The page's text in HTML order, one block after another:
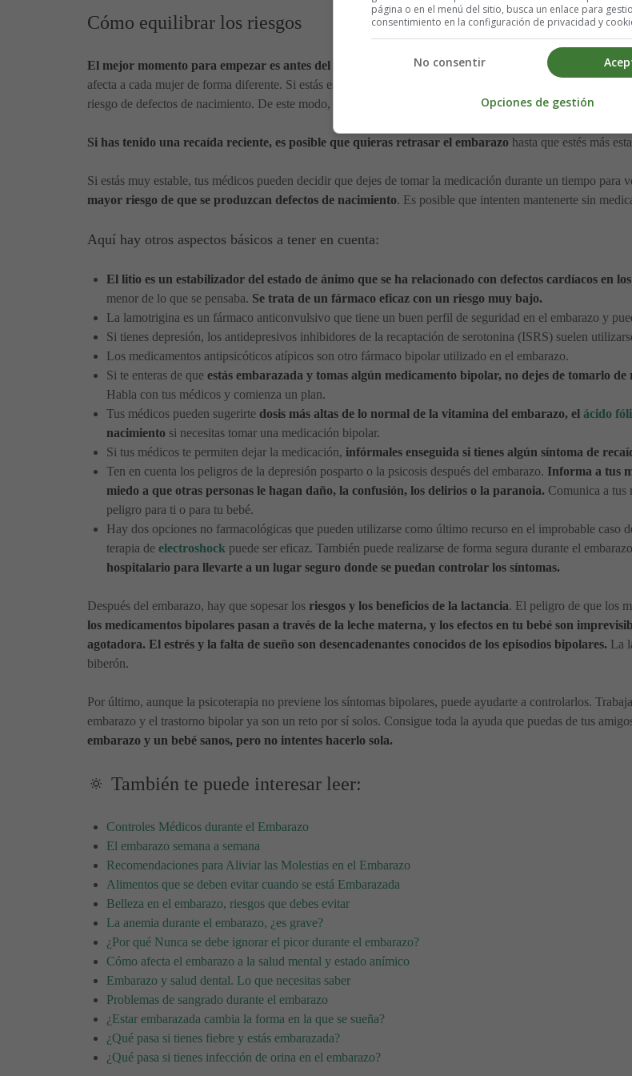
Cómo equilibrar los riesgos
El mejor momento para empezar es antes del embarazo
. Elabora un plan con tu psiquiatra y tu
afecta a cada mujer de forma diferente. Si estás estable pero necesitas tomar medicamentos, tus médicos
riesgo de defectos de nacimiento. De este modo, no tendrás que dejar la medicación de repente cuando te
Si has tenido una recaída reciente, es posible que quieras retrasar el embarazo hasta que estés más
Si estás muy estable, tus médicos pueden decidir que dejes de tomar la medicación durante un tiempo para
mayor riesgo de que se produzcan defectos de nacimiento. Es posible que intenten mantenerte sin
Aquí hay otros aspectos básicos a tener en cuenta:
El litio es un estabilizador del estado de ánimo que se ha relacionado con defectos cardíacos en
menor de lo que se pensaba. Se trata de un fármaco eficaz con un riesgo muy bajo.
La lamotrigina es un fármaco anticonvulsivo que tiene un buen perfil de seguridad en el embarazo y
Si tienes depresión, los antidepresivos inhibidores de la recaptación de serotonina (ISRS) suelen
Los medicamentos antipsicóticos atípicos son otro fármaco bipolar utilizado en el embarazo.
Si te enteras de que estás embarazada y tomas algún medicamento bipolar, no dejes de tomarlo
Habla con tus médicos y comienza un plan.
Tus médicos pueden sugerirte dosis más altas de lo normal de la vitamina del embarazo, el ácido
nacimiento si necesitas tomar una medicación bipolar.
Si tus médicos te permiten dejar la medicación, infórmales enseguida si tienes algún síntoma de
Ten en cuenta los peligros de la depresión posparto o la psicosis después del embarazo. Informa a tus
miedo a que otras personas le hagan daño, la confusión, los delirios o la paranoia. Comunica a tus
peligro para ti o para tu bebé.
Hay dos opciones no farmacológicas que pueden utilizarse como último recurso en el improbable caso
terapia de electroshock puede ser eficaz. También puede realizarse de forma segura durante el
hospitalario para llevarte a un lugar seguro donde se puedan controlar los síntomas.
Después del embarazo, hay que sopesar los riesgos y los beneficios de la lactancia. El peligro de que los
los medicamentos bipolares pasan a través de la leche materna, y los efectos en tu bebé son
agotadora. El estrés y la falta de sueño son desencadenantes conocidos de los episodios bipolares. La
biberón.
Por último, aunque la psicoterapia no previene los síntomas bipolares, puede ayudarte a controlarlos.
embarazo y el trastorno bipolar ya son un reto por sí solos. Consigue toda la ayuda que puedas de tus
embarazo y un bebé sanos, pero no intentes hacerlo sola.
🔅 También te puede interesar leer:
Controles Médicos durante el Embarazo
El embarazo semana a semana
Recomendaciones para Aliviar las Molestias en el Embarazo
Alimentos que se deben evitar cuando se está Embarazada
Belleza en el embarazo, riesgos que debes evitar
La anemia durante el embarazo, ¿es grave?
¿Por qué Nunca se debe ignorar el picor durante el embarazo?
Cómo afecta el embarazo a la salud mental y estado anímico
Embarazo y salud dental. Lo que necesitas saber
Problemas de sangrado durante el embarazo
¿Estar embarazada cambia la forma en la que se sueña?
¿Qué pasa si tienes fiebre y estás embarazada?
¿Qué pasa si tienes infección de orina en el embarazo?
página o en el menú del sitio, busca un enlace para
consentimiento en la configuración de privacidad y
No consentir
Opciones de gestión